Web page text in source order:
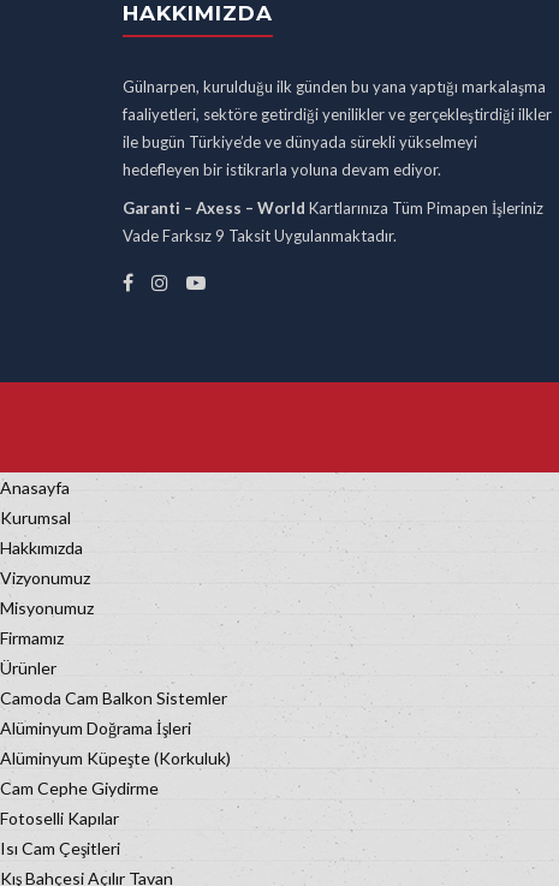
HAKKIMIZDA
Gülnarpen, kurulduğu ilk günden bu yana yaptığı markalaşma
faaliyetleri, sektöre getirdiği yenilikler ve gerçekleştirdiği ilkler
ile bugün Türkiye’de ve dünyada sürekli yükselmeyi
hedefleyen bir istikrarla yoluna devam ediyor.
Garanti – Axess – World Kartlarınıza Tüm Pimapen İşleriniz
Vade Farksız 9 Taksit Uygulanmaktadır.
Anasayfa
Kurumsal
Hakkımızda
Vizyonumuz
Misyonumuz
Firmamız
Ürünler
Camoda Cam Balkon Sistemler
Alüminyum Doğrama İşleri
Alüminyum Küpeşte (Korkuluk)
Cam Cephe Giydirme
Fotoselli Kapılar
Isı Cam Çeşitleri
Kış Bahçesi Açılır Tavan